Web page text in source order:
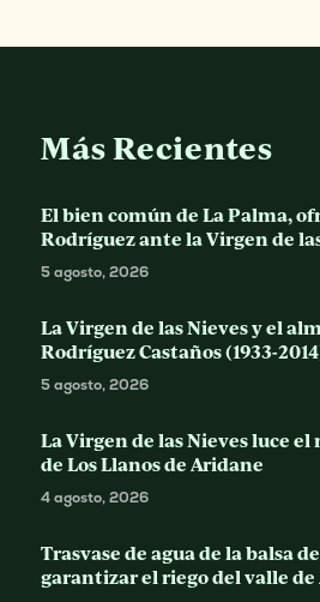
Más Recientes
El bien común de La Palma,
Rodríguez ante la Virgen de
5 agosto, 2026
La Virgen de las Nieves y el
Rodríguez Castaños (1933-
5 agosto, 2026
La Virgen de las Nieves luce
de Los Llanos de Aridane
4 agosto, 2026
Trasvase de agua de la balsa
garantizar el riego del valle de